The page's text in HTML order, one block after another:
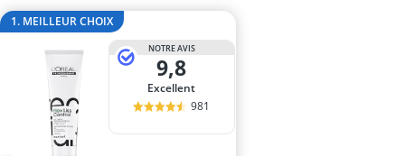
1. MEILLEUR CHOIX
NOTRE AVIS
9,8
Excellent
981